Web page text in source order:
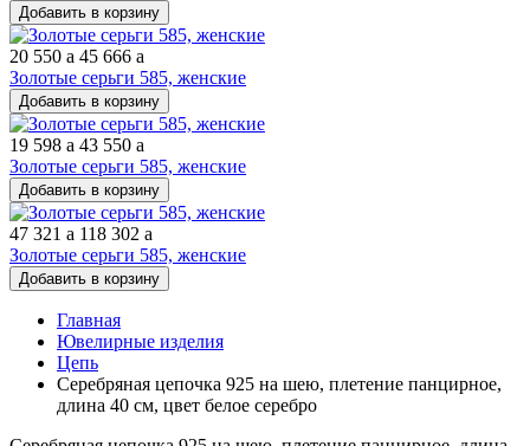
Добавить в корзину
20 550 a 45 666 a
Золотые серьги 585, женские
Добавить в корзину
19 598 a 43 550 a
Золотые серьги 585, женские
Добавить в корзину
47 321 a 118 302 a
Золотые серьги 585, женские
Добавить в корзину
Главная
Ювелирные изделия
Цепь
Серебряная цепочка 925 на шею, плетение панцирное,
длина 40 см, цвет белое серебро